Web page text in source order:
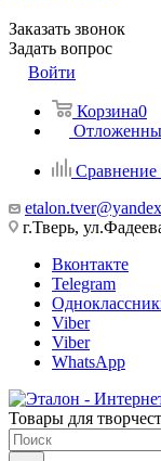
Заказать звонок
Задать вопрос
Войти
Корзина0
Сравнение
г.Тверь,
Вконтакте
Telegram
Viber
Viber
WhatsApp
Товары для